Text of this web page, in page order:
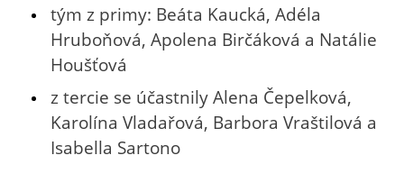
tým z primy: Beáta Kaucká, Adéla
Hruboňová, Apolena Birčáková a Natálie
Houšťová
z tercie se účastnily Alena Čepelková,
Karolína Vladařová, Barbora Vraštilová a
Isabella Sartono